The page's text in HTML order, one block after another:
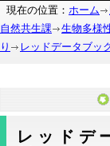
現在の位置： ホーム
自然共生課
生物多様
り
レッドデータブッ
レッドデ